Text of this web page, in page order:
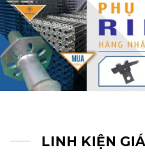
LINH KIỆN